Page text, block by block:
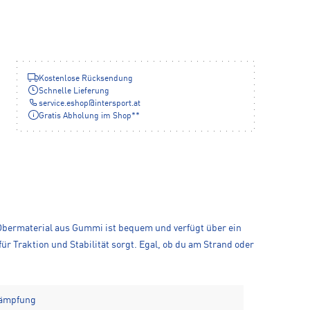
Kostenlose Rücksendung
Schnelle Lieferung
service.eshop@ intersport.at
Gratis Abholung im Shop**
aus Gummi ist bequem und verfügt über ein
Traktion und Stabilität sorgt. Egal, ob du am Strand oder